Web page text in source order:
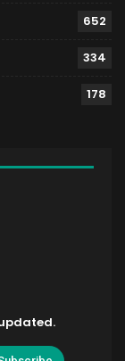
652
334
178